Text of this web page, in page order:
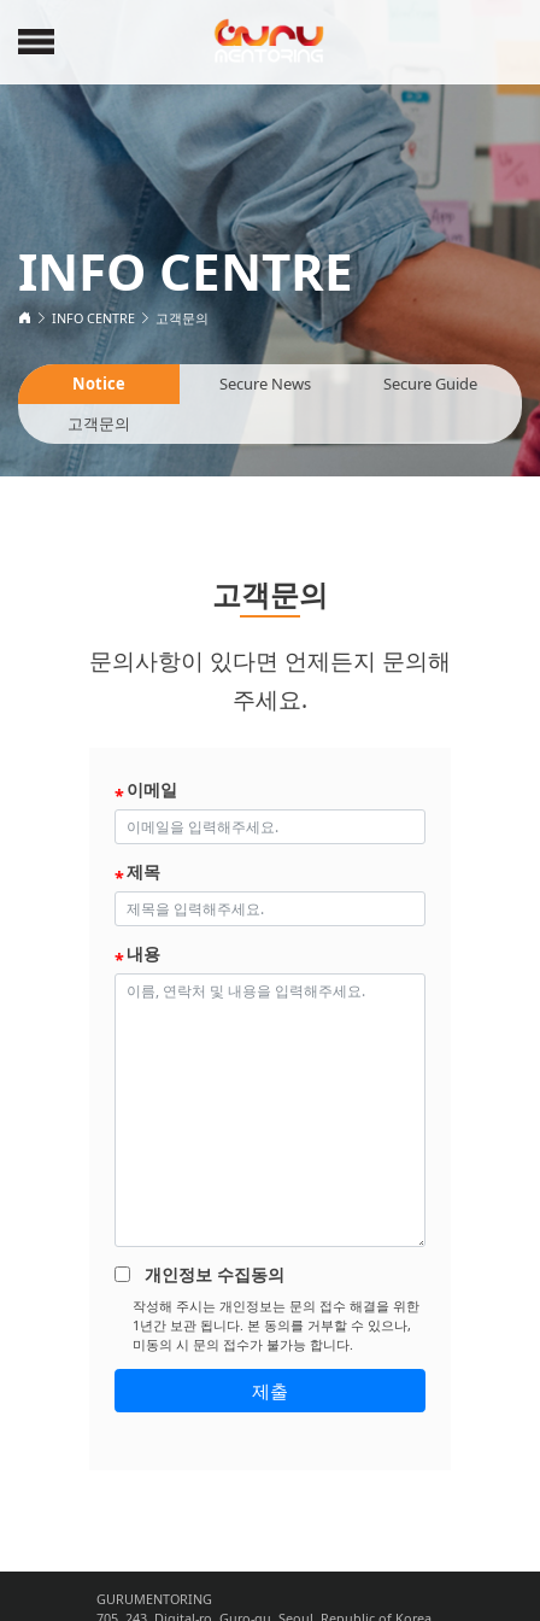
INFO CENTRE
INFO CENTRE 고객문의
Notice Secure News
Secure Guide
고객문의
고객문의
문의사항이 있다면 언제든지 문의해
주세요.
이메일
제목
내용
개인정보 수집동의
작성해 주시는 개인정보는 문의 접수 해결을 위한
1년간 보관 됩니다. 본 동의를 거부할 수 있으나,
미동의 시 문의 접수가 불가능 합니다.
GURUMENTORING